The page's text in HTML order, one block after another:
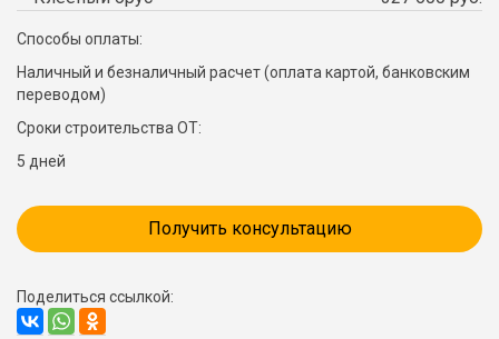
Способы оплаты:
Наличный и безналичный расчет (оплата картой, банковским
переводом)
Сроки строительства ОТ:
5 дней
Получить консультацию
Поделиться ссылкой: